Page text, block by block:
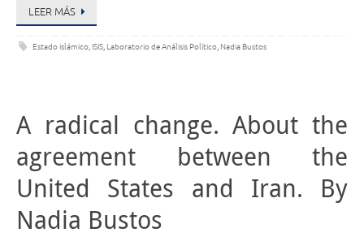
LEER MÁS
Estado islámico, ISIS, Laboratorio de Análisis Político, Nadia Bustos
A radical change. About the
agreement between the
United States and Iran. By
Nadia Bustos